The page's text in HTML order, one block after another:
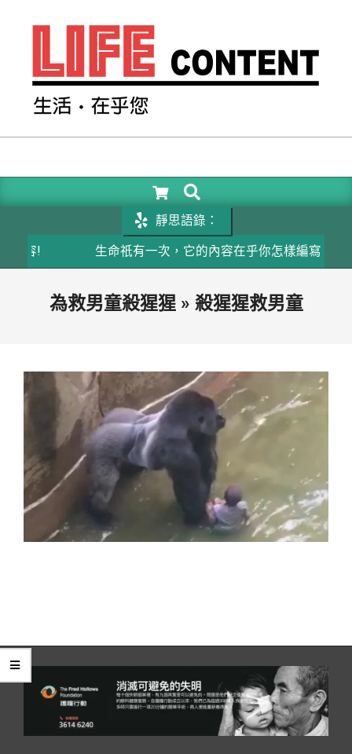
LIFE
SEARCH
靜思語錄：
生命祇有一次，它的內容在乎你怎樣編寫
為救男童殺猩猩 » 殺猩猩救男童
06-
02